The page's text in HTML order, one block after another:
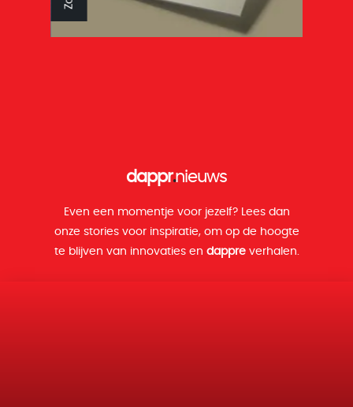
dappr.nieuws
Even een momentje voor jezelf? Lees dan
onze stories voor inspiratie, om op de hoogte
te blijven van innovaties en dappreverhalen.